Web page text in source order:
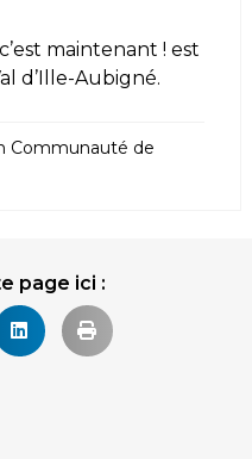
maintenant ! est
d’Ille-Aubigné.
Communauté de
page ici :